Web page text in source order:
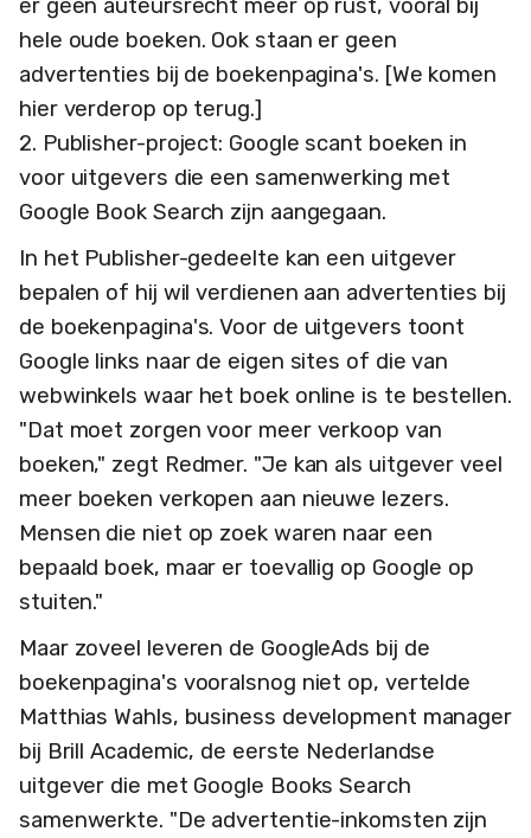
er geen auteursrecht meer op rust, vooral bij
hele oude boeken. Ook staan er geen
advertenties bij de boekenpagina's. [We komen
hier verderop op terug.]
2. Publisher-project: Google scant boeken in
voor uitgevers die een samenwerking met
Google Book Search zijn aangegaan.
In het Publisher-gedeelte kan een uitgever
bepalen of hij wil verdienen aan advertenties bij
de boekenpagina's. Voor de uitgevers toont
Google links naar de eigen sites of die van
webwinkels waar het boek online is te bestellen.
"Dat moet zorgen voor meer verkoop van
boeken," zegt Redmer. "Je kan als uitgever veel
meer boeken verkopen aan nieuwe lezers.
Mensen die niet op zoek waren naar een
bepaald boek, maar er toevallig op Google op
stuiten."
Maar zoveel leveren de GoogleAds bij de
boekenpagina's vooralsnog niet op, vertelde
Matthias Wahls, business development manager
bij Brill Academic, de eerste Nederlandse
uitgever die met Google Books Search
samenwerkte. "De advertentie-inkomsten zijn